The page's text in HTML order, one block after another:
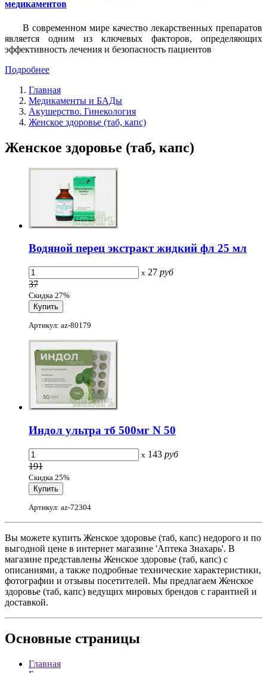
медикаментов
В современном мире качество лекарственных препаратов
является одним из ключевых факторов, определяющих
эффективность лечения и безопасность пациентов
Подробнее
Главная
Медикаменты и БАДы
Акушерство. Гинекология
Женское здоровье (таб, капс)
Женское здоровье (таб, капс)
Водяной перец экстракт жидкий фл 25 мл
x 27 руб
37
Скидка 27%
Артикул: az-80179
Индол ультра тб 500мг N 50
x 143 руб
191
Скидка 25%
Артикул: az-72304
Вы можете купить Женское здоровье (таб, капс) недорого и по
выгодной цене в интернет магазине 'Аптека Знахарь'. В
магазине представлены Женское здоровье (таб, капс) с
описаниями, а также подробные технические характеристики,
фотографии и отзывы посетителей. Мы предлагаем Женское
здоровье (таб, капс) ведущих мировых брендов с гарантией и
доставкой.
Основные страницы
Главная